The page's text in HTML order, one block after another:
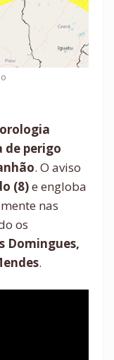
de perigo
. O aviso
(8)e engloba
nas
os
Domingues,
.